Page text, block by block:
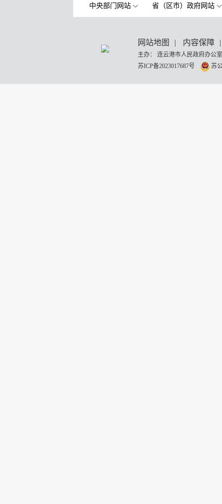
中央部门网站 省（区市）政府网站
网站地图 | 内容保障 |
主办： 连云港市人民政府办
苏ICP备2023017687号
苏